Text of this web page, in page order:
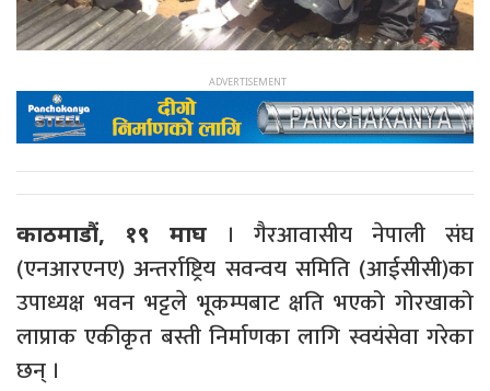
काठमाडौं, १९ माघ। गैरआवासीय नेपाली संघ
(एनआरएनए) अन्तर्राष्ट्रिय सवन्वय समिति (आईसीसी)का
उपाध्यक्ष भवन भट्टले भूकम्पबाट क्षति भएको गोरखाको
लाप्राक एकीकृत बस्ती निर्माणका लागि स्वयंसेवा गरेका
छन् ।